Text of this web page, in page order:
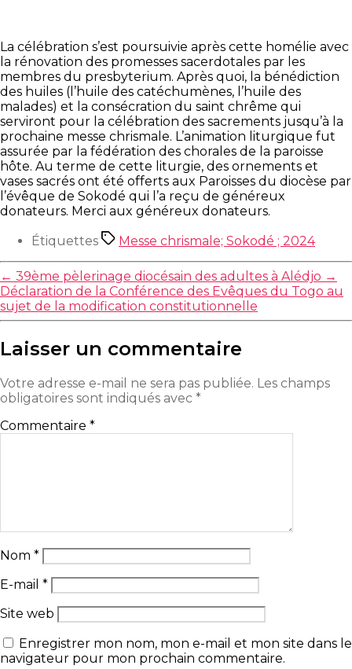
La célébration s’est poursuivie après cette homélie avec
la rénovation des promesses sacerdotales par les
membres du presbyterium. Après quoi, la bénédiction
des huiles (l’huile des catéchumènes, l’huile des
malades) et la consécration du saint chrême qui
serviront pour la célébration des sacrements jusqu’à la
prochaine messe chrismale. L’animation liturgique fut
assurée par la fédération des chorales de la paroisse
hôte. Au terme de cette liturgie, des ornements et
vases sacrés ont été offerts aux Paroisses du diocèse par
l’évêque de Sokodé qui l’a reçu de généreux
donateurs. Merci aux généreux donateurs.
Étiquettes
Messe chrismale; Sokodé ; 2024
← 39ème pèlerinage diocésain des adultes à Alédjo →
Déclaration de la Conférence des Evêques du Togo au
sujet de la modification constitutionnelle
Laisser un commentaire
Votre adresse e-mail ne sera pas publiée. Les champs
obligatoires sont indiqués avec *
Commentaire *
Nom *
E-mail *
Site web
Enregistrer mon nom, mon e-mail et mon site dans le
navigateur pour mon prochain commentaire.